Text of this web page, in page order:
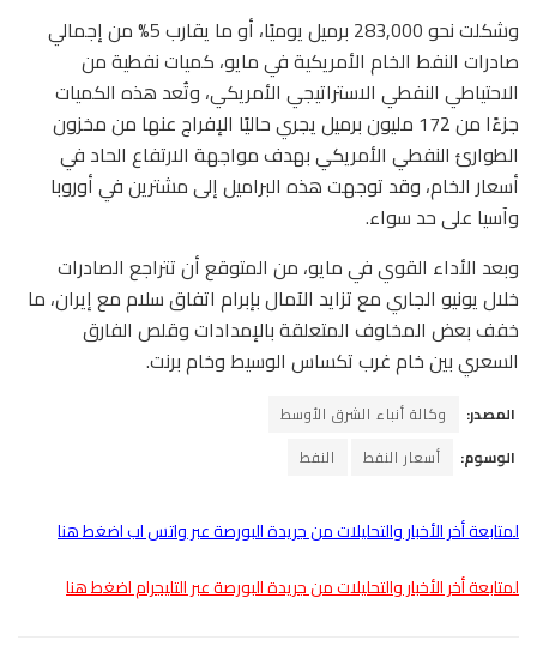
وشكلت نحو 283,000 برميل يوميًا، أو ما يقارب 5% من إجمالي
صادرات النفط الخام الأمريكية في مايو، كميات نفطية من
الاحتياطي النفطي الاستراتيجي الأمريكي، وتُعد هذه الكميات
جزءًا من 172 مليون برميل يجري حاليًا الإفراج عنها من مخزون
الطوارئ النفطي الأمريكي بهدف مواجهة الارتفاع الحاد في
أسعار الخام، وقد توجهت هذه البراميل إلى مشترين في أوروبا
وآسيا على حد سواء.
وبعد الأداء القوي في مايو، من المتوقع أن تتراجع الصادرات
خلال يونيو الجاري مع تزايد الآمال بإبرام اتفاق سلام مع إيران، ما
خفف بعض المخاوف المتعلقة بالإمدادات وقلص الفارق
السعري بين خام غرب تكساس الوسيط وخام برنت.
المصدر:
وكالة أنباء الشرق الأوسط
الوسوم:
أسعار النفط النفط
لمتابعة أخر الأخبار والتحليلات من جريدة البورصة عبر واتس اب اضغط هنا
لمتابعة أخر الأخبار والتحليلات من جريدة البورصة عبر التليجرام اضغط هنا